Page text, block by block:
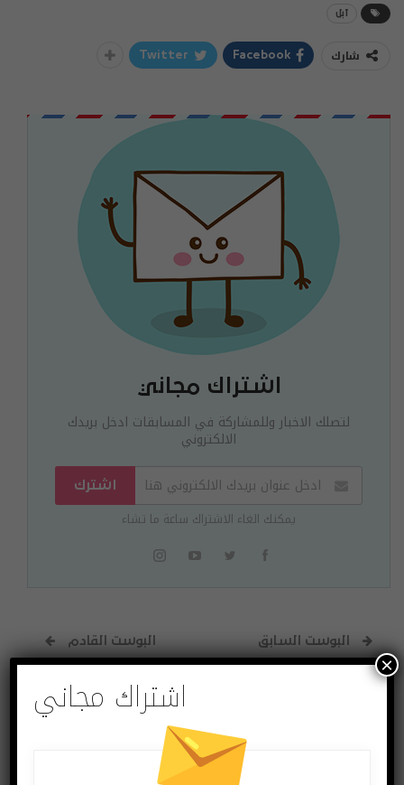
آبل
شارك Facebook
Twitter
اشتراك مجاني
لتصلك الاخبار وللمشاركة في المسابقات ادخل بريدك
الالكتروني
اشترك
يمكنك الغاء الاشتراك ساعة ما تشاء
البوست السابق
هواتف أندرويد
البوست القادم
فيفو تحدد تاريخ
إطلاق نظام التشغيل
Origin OS
اشتراك مجاني
×